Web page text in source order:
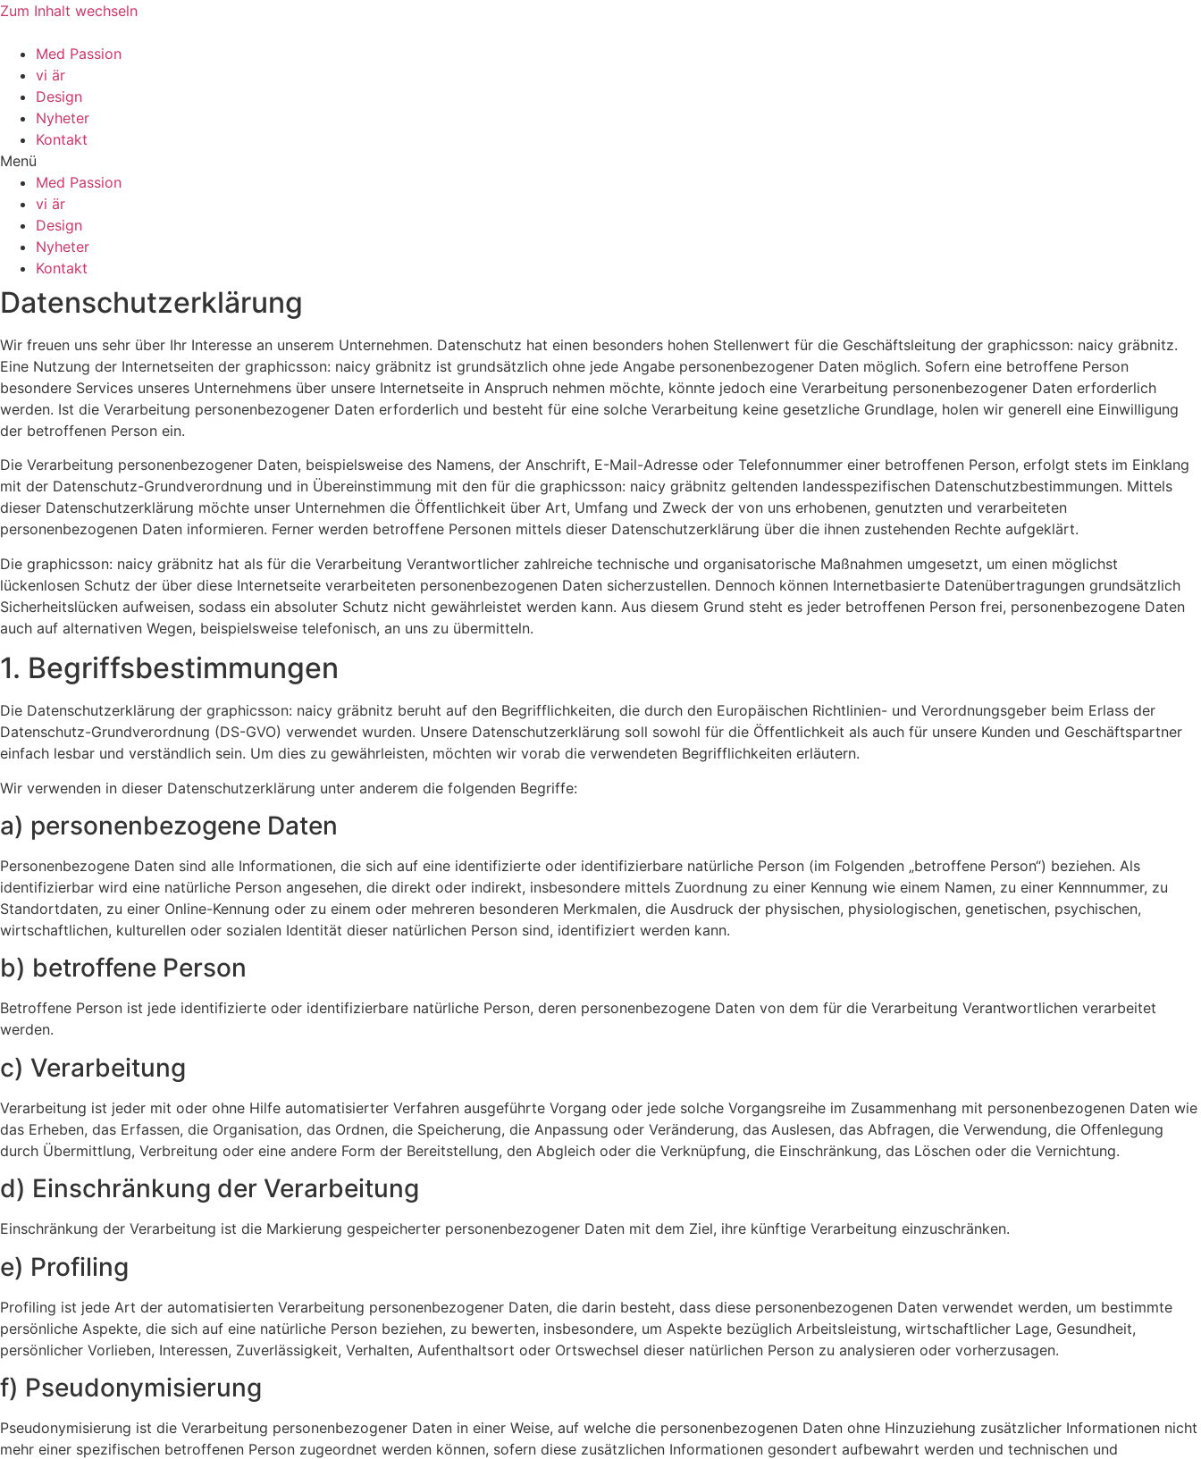
Zum Inhalt wechseln
Med Passion
vi är
Design
Nyheter
Kontakt
Menü
Med Passion
vi är
Design
Nyheter
Kontakt
Datenschutzerklärung
Wir freuen uns sehr über Ihr Interesse an unserem Unternehmen. Datenschutz hat einen besonders hohen Stellenwert für die Geschäftsleitung der graphicsson: naicy gräbnitz.
Eine Nutzung der Internetseiten der graphicsson: naicy gräbnitz ist grundsätzlich ohne jede Angabe personenbezogener Daten möglich. Sofern eine betroffene Person
besondere Services unseres Unternehmens über unsere Internetseite in Anspruch nehmen möchte, könnte jedoch eine Verarbeitung personenbezogener Daten erforderlich
werden. Ist die Verarbeitung personenbezogener Daten erforderlich und besteht für eine solche Verarbeitung keine gesetzliche Grundlage, holen wir generell eine Einwilligung
der betroffenen Person ein.
Die Verarbeitung personenbezogener Daten, beispielsweise des Namens, der Anschrift, E-Mail-Adresse oder Telefonnummer einer betroffenen Person, erfolgt stets im Einklang
mit der Datenschutz-Grundverordnung und in Übereinstimmung mit den für die graphicsson: naicy gräbnitz geltenden landesspezifischen Datenschutzbestimmungen. Mittels
dieser Datenschutzerklärung möchte unser Unternehmen die Öffentlichkeit über Art, Umfang und Zweck der von uns erhobenen, genutzten und verarbeiteten
personenbezogenen Daten informieren. Ferner werden betroffene Personen mittels dieser Datenschutzerklärung über die ihnen zustehenden Rechte aufgeklärt.
Die graphicsson: naicy gräbnitz hat als für die Verarbeitung Verantwortlicher zahlreiche technische und organisatorische Maßnahmen umgesetzt, um einen möglichst
lückenlosen Schutz der über diese Internetseite verarbeiteten personenbezogenen Daten sicherzustellen. Dennoch können Internetbasierte Datenübertragungen grundsätzlich
Sicherheitslücken aufweisen, sodass ein absoluter Schutz nicht gewährleistet werden kann. Aus diesem Grund steht es jeder betroffenen Person frei, personenbezogene Daten
auch auf alternativen Wegen, beispielsweise telefonisch, an uns zu übermitteln.
1. Begriffsbestimmungen
Die Datenschutzerklärung der graphicsson: naicy gräbnitz beruht auf den Begrifflichkeiten, die durch den Europäischen Richtlinien- und Verordnungsgeber beim Erlass der
Datenschutz-Grundverordnung (DS-GVO) verwendet wurden. Unsere Datenschutzerklärung soll sowohl für die Öffentlichkeit als auch für unsere Kunden und Geschäftspartner
einfach lesbar und verständlich sein. Um dies zu gewährleisten, möchten wir vorab die verwendeten Begrifflichkeiten erläutern.
Wir verwenden in dieser Datenschutzerklärung unter anderem die folgenden Begriffe:
a) personenbezogene Daten
Personenbezogene Daten sind alle Informationen, die sich auf eine identifizierte oder identifizierbare natürliche Person (im Folgenden „betroffene Person“) beziehen. Als
identifizierbar wird eine natürliche Person angesehen, die direkt oder indirekt, insbesondere mittels Zuordnung zu einer Kennung wie einem Namen, zu einer Kennnummer, zu
Standortdaten, zu einer Online-Kennung oder zu einem oder mehreren besonderen Merkmalen, die Ausdruck der physischen, physiologischen, genetischen, psychischen,
wirtschaftlichen, kulturellen oder sozialen Identität dieser natürlichen Person sind, identifiziert werden kann.
b) betroffene Person
Betroffene Person ist jede identifizierte oder identifizierbare natürliche Person, deren personenbezogene Daten von dem für die Verarbeitung Verantwortlichen verarbeitet
werden.
c) Verarbeitung
Verarbeitung ist jeder mit oder ohne Hilfe automatisierter Verfahren ausgeführte Vorgang oder jede solche Vorgangsreihe im Zusammenhang mit personenbezogenen Daten wie
das Erheben, das Erfassen, die Organisation, das Ordnen, die Speicherung, die Anpassung oder Veränderung, das Auslesen, das Abfragen, die Verwendung, die Offenlegung
durch Übermittlung, Verbreitung oder eine andere Form der Bereitstellung, den Abgleich oder die Verknüpfung, die Einschränkung, das Löschen oder die Vernichtung.
d) Einschränkung der Verarbeitung
Einschränkung der Verarbeitung ist die Markierung gespeicherter personenbezogener Daten mit dem Ziel, ihre künftige Verarbeitung einzuschränken.
e) Profiling
Profiling ist jede Art der automatisierten Verarbeitung personenbezogener Daten, die darin besteht, dass diese personenbezogenen Daten verwendet werden, um bestimmte
persönliche Aspekte, die sich auf eine natürliche Person beziehen, zu bewerten, insbesondere, um Aspekte bezüglich Arbeitsleistung, wirtschaftlicher Lage, Gesundheit,
persönlicher Vorlieben, Interessen, Zuverlässigkeit, Verhalten, Aufenthaltsort oder Ortswechsel dieser natürlichen Person zu analysieren oder vorherzusagen.
f) Pseudonymisierung
Pseudonymisierung ist die Verarbeitung personenbezogener Daten in einer Weise, auf welche die personenbezogenen Daten ohne Hinzuziehung zusätzlicher Informationen nicht
mehr einer spezifischen betroffenen Person zugeordnet werden können, sofern diese zusätzlichen Informationen gesondert aufbewahrt werden und technischen und